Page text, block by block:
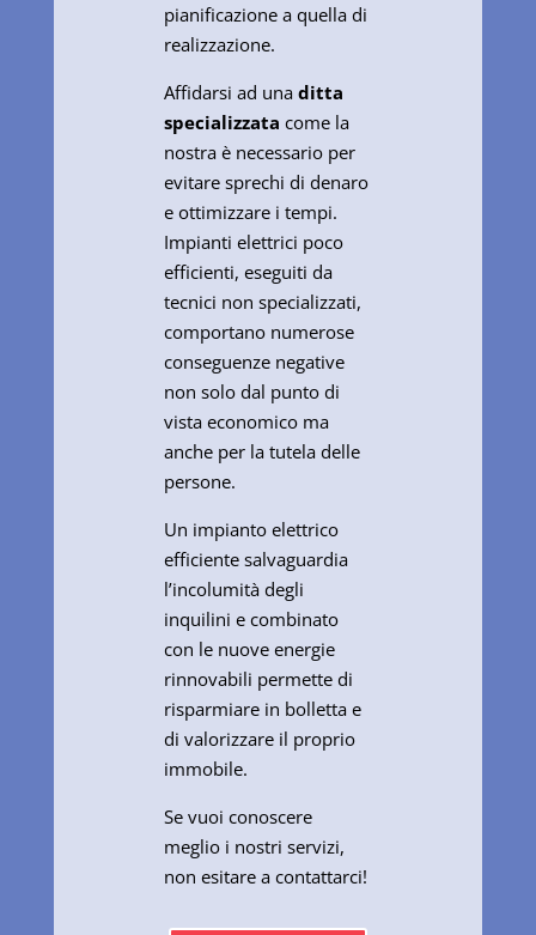
pianificazione a quella di
realizzazione.
Affidarsi ad unaditta
specializzata come la
nostra è necessario per
evitare sprechi di denaro
e ottimizzare i tempi.
Impianti elettrici poco
efficienti, eseguiti da
tecnici non specializzati,
comportano numerose
conseguenze negative
non solo dal punto di
vista economico ma
anche per la tutela delle
persone.
Un impianto elettrico
efficiente salvaguardia
l’incolumità degli
inquilini e combinato
con le nuove energie
rinnovabili permette di
risparmiare in bolletta e
di valorizzare il proprio
immobile.
Se vuoi conoscere
meglio i nostri servizi,
non esitare a contattarci!